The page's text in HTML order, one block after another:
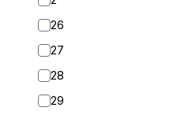
26
27
28
29